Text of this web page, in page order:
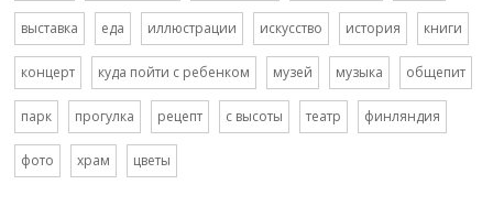
выставка еда иллюстрации искусство история книги
концерт куда пойти с ребенком музей музыка общепит
парк прогулка рецепт с высоты театр финляндия
фото храм цветы